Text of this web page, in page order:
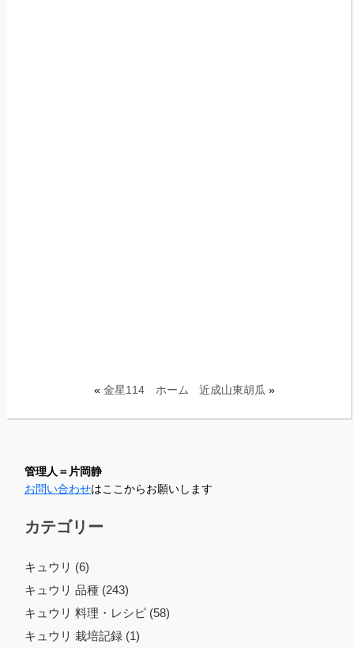
« 金星114 ホーム 近成山東胡瓜 »
管理人＝片岡静
お問い合わせはここからお願いします
カテゴリー
キュウリ (6)
キュウリ 品種 (243)
キュウリ 料理・レシピ (58)
キュウリ 栽培記録 (1)